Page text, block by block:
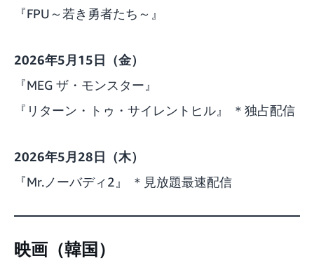
『FPU～若き勇者たち～』
2026年5月15日（金）
『MEG ザ・モンスター』
『リターン・トゥ・サイレントヒル』 ＊独占配信
2026年5月28日（木）
『Mr.ノーバディ2』 ＊見放題最速配信
映画（韓国）